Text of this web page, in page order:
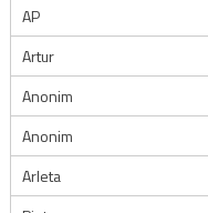
AP
Artur
Anonim
Anonim
Arleta